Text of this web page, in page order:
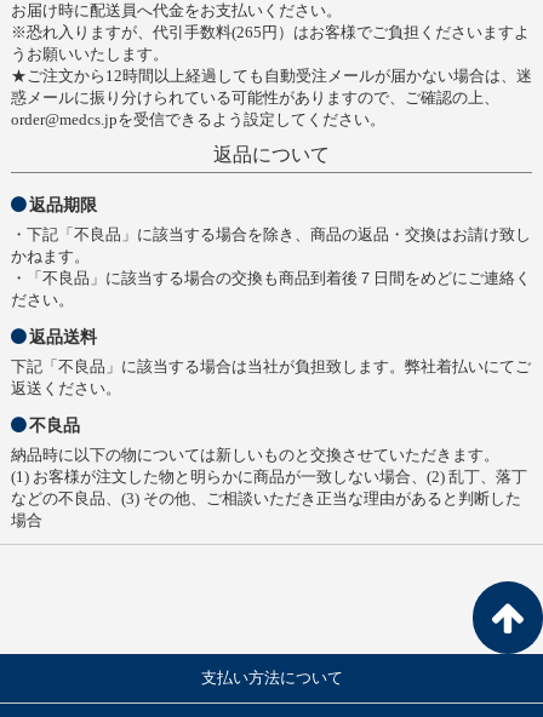
お届け時に配送員へ代金をお支払いください。
※恐れ入りますが、代引手数料(265円）はお客様でご負担くださいますよ
うお願いいたします。
★ご注文から12時間以上経過しても自動受注メールが届かない場合は、迷
惑メールに振り分けられている可能性がありますので、ご確認の上、
order@medcs.jpを受信できるよう設定してください。
返品について
返品期限
・下記「不良品」に該当する場合を除き、商品の返品・交換はお請け致し
かねます。
・「不良品」に該当する場合の交換も商品到着後７日間をめどにご連絡く
ださい。
返品送料
下記「不良品」に該当する場合は当社が負担致します。弊社着払いにてご
返送ください。
不良品
納品時に以下の物については新しいものと交換させていただきます。
(1) お客様が注文した物と明らかに商品が一致しない場合、(2) 乱丁、落丁
などの不良品、(3) その他、ご相談いただき正当な理由があると判断した
場合
支払い方法について